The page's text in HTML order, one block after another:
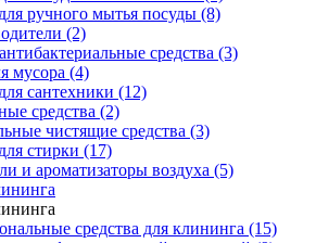
ручного мытья посуды (8)
(2)
средства (3)
мусора (4)
сантехники (12)
средства (2)
чистящие средства (3)
стирки (17)
и ароматизаторы воздуха (5)
средства для клининга (15)